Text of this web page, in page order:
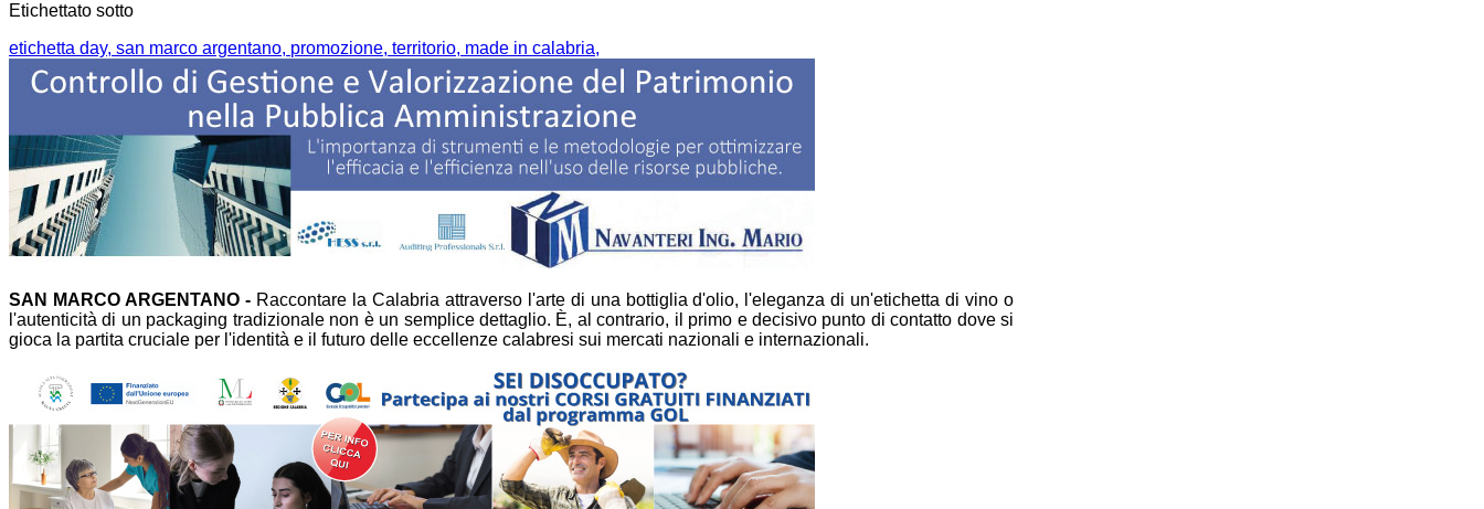
Etichettato sotto
etichetta day, san marco argentano, promozione, territorio, made in calabria,
SAN MARCO ARGENTANO -Raccontare la Calabria attraverso l'arte di una bottiglia d'olio, l'eleganza di un'etichetta di vino o
l'autenticità di un packaging tradizionale non è un semplice dettaglio. È, al contrario, il primo e decisivo punto di contatto dove si
gioca la partita cruciale per l'identità e il futuro delle eccellenze calabresi sui mercati nazionali e internazionali.